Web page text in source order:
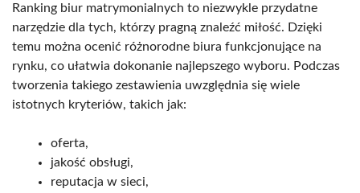
Ranking biur matrymonialnych to niezwykle przydatne
narzędzie dla tych, którzy pragną znaleźć miłość. Dzięki
temu można ocenić różnorodne biura funkcjonujące na
rynku, co ułatwia dokonanie najlepszego wyboru. Podczas
tworzenia takiego zestawienia uwzględnia się wiele
istotnych kryteriów, takich jak:
oferta,
jakość obsługi,
reputacja w sieci,